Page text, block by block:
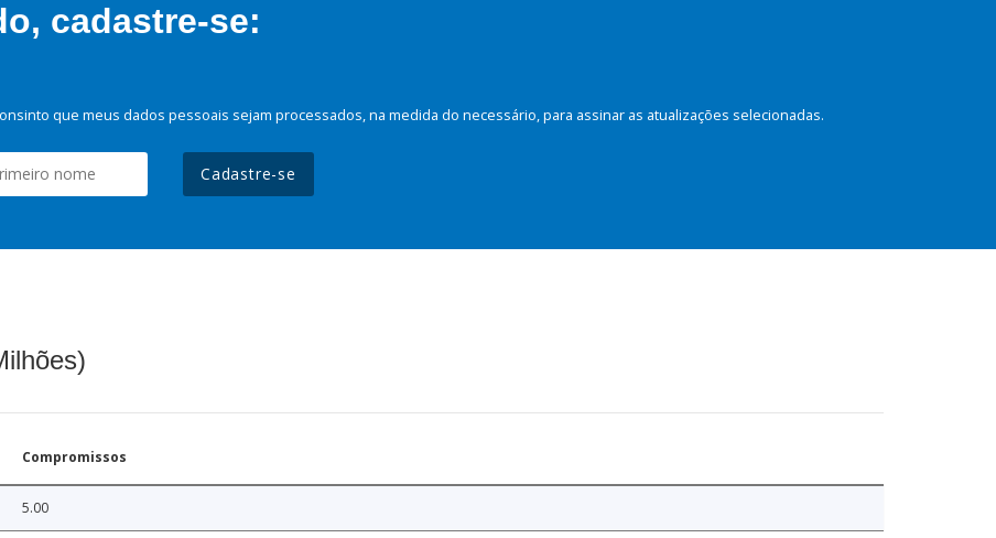
cadastre-se:
que meus dados pessoais sejam processados, na medida do necessário, para assinar as atualizações selecionadas.
Cadastre-se
Compromissos
5.00